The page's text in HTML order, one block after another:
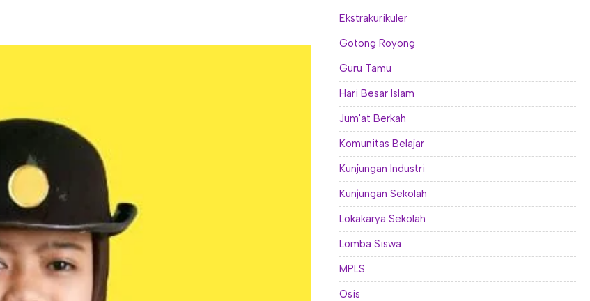
Ekstrakurikuler
Gotong Royong
Guru Tamu
Hari Besar Islam
Jum'at Berkah
Komunitas Belajar
Kunjungan Industri
Kunjungan Sekolah
Lokakarya Sekolah
Lomba Siswa
MPLS
Osis